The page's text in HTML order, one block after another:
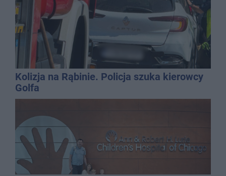
Kolizja na Rąbinie. Policja szuka kierowcy
Golfa